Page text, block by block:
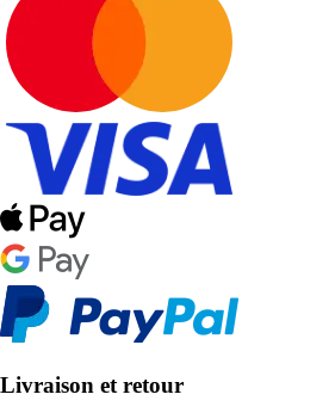
Livraison et retour